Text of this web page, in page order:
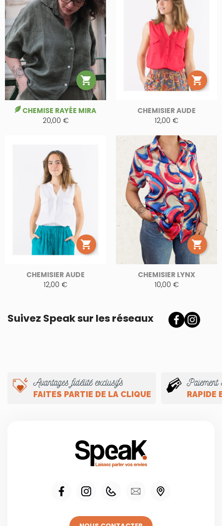

CHEMISE RAYÉE MIRA
20,00 €

CHEMISIER AUDE
12,00 €

CHEMISIER AUDE
12,00 €

CHEMISIER LYNX
10,00 €
Suivez Speak sur les réseaux
Avantages fidélité exclusifs
FAITES PARTIE DE LA CLIQUE
Paiement
RAPIDE